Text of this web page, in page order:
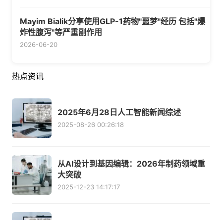
Mayim Bialik分享使用GLP-1药物"噩梦"经历 包括"爆
炸性腹泻"等严重副作用
2026-06-20
热点资讯
2025年6月28日人工智能新闻综述
2025-08-26 00:26:18
从AI设计到基因编辑：2026年制药领域重
大突破
2025-12-23 14:17:17